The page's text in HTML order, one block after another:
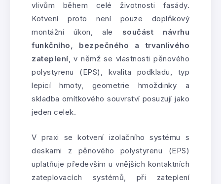
vlivům během celé životnosti fasády.
Kotvení proto není pouze doplňkový
montážní úkon, ale součást návrhu
funkčního, bezpečného a trvanlivého
zateplení, v němž se vlastnosti pěnového
polystyrenu (EPS), kvalita podkladu, typ
lepicí hmoty, geometrie hmoždinky a
skladba omítkového souvrství posuzují jako
jeden celek.
V praxi se kotvení izolačního systému s
deskami z pěnového polystyrenu (EPS)
uplatňuje především u vnějších kontaktních
zateplovacích systémů, při zateplení